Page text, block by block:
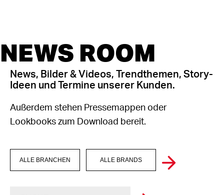
NEWS ROOM
News, Bilder & Videos, Trendthemen, Story-
Ideen und Termine unserer Kunden.
Außerdem stehen Pressemappen oder
Lookbooks zum Download bereit.
ALLE BRANCHEN ALLE BRANDS